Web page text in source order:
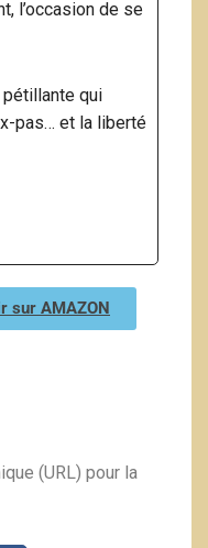
l’occasion de se
qui
pas… et la liberté
sur AMAZON
(URL) pour la